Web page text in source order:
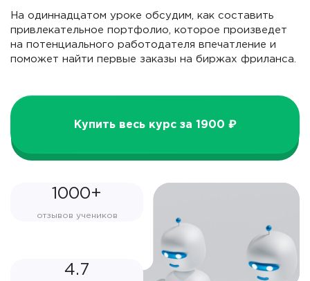
На одиннадцатом уроке обсудим, как составить
привлекательное портфолио, которое произведет
на потенциального работодателя впечатление и
поможет найти первые заказы на биржах фриланса.
Купить весь курс за 1900 ₽
1000+
отзывов учеников
4.7